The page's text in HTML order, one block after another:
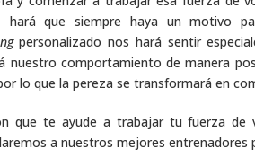
hará que siempre haya un motivo
personalizado nos hará sentir
nuestro comportamiento de manera
lo que la pereza se transformará en
que te ayude a trabajar tu fuerza de
a nuestros mejores entrenadores